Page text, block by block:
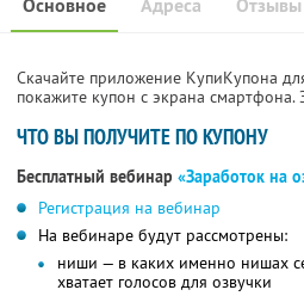
Основное Отзывы
Адреса
Скачайте приложение КупиКупона
покажите купон с экрана смартфона.
ЧТО ВЫ ПОЛУЧИТЕ ПО КУПОНУ
Бесплатный вебинар «Заработок на
Регистрация на вебинар
На вебинаре будут рассмотрены:
ниши — в каких именно нишах
хватает голосов для озвучки